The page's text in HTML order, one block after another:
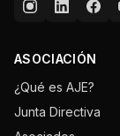
ASOCIACIÓN
¿Qué es AJE?
Junta Directiva